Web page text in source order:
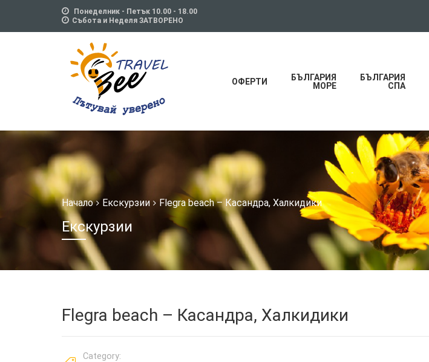
Понеделник - Петък 10.00 - 18.00
Събота и Неделя ЗАТВОРЕНО
ОФЕРТИ
БЪЛГАРИЯ
МОРЕ
БЪЛГАРИЯ
СПА
string(17) "phys_tour_single_"
Начало Екскурзии Flegra beach – Касандра, Халкидики
Екскурзии
Flegra beach – Касандра, Халкидики
Category: